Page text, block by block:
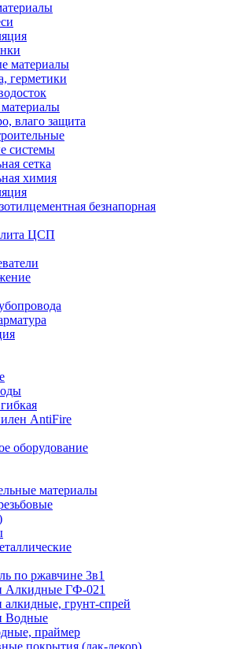
материалы
герметики
влаго защита
системы
сетка
химия
безнапорная
ЦСП
AntiFire
оборудование
материалы
по ржавчине 3в1
Алкидные ГФ-021
алкидные, грунт-спрей
Водные
праймер
покрытия (лак-декор)